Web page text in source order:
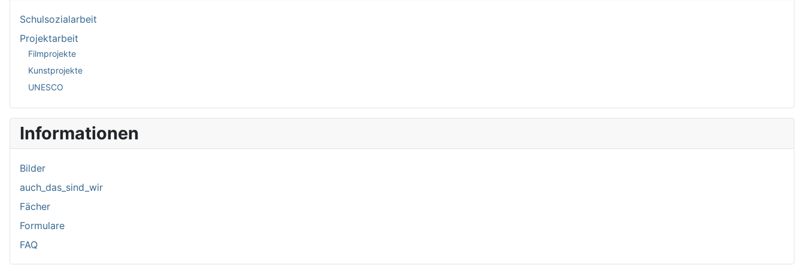
Schulsozialarbeit
Projektarbeit
Filmprojekte
Kunstprojekte
UNESCO
Informationen
Bilder
auch_das_sind_wir
Fächer
Formulare
FAQ